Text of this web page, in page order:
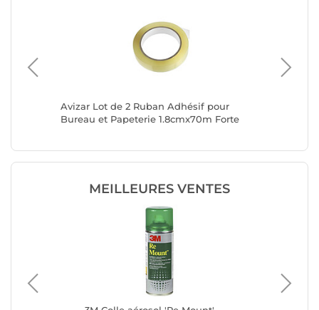
Avizar Lot de 2 Ruban Adhésif pour
Bureau et Papeterie 1.8cmx70m Forte
MEILLEURES VENTES